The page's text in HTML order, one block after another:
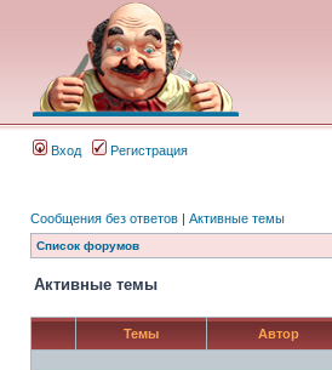
Вход Регистрация
Сообщения без ответов | Активные темы
Список форумов
Активные темы
Темы Автор